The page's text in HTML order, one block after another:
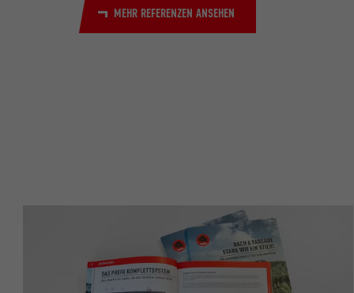
MEHR REFERENZEN ANSEHEN
Name
Name